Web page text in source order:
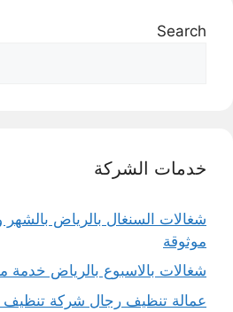
Search
خدمات الشركة
شغالات السنغال بالرياض بالشهر
موثوقة
شغالات بالاسبوع بالرياض خدمة منزلية
عمالة تنظيف رجال شركة تنظيف